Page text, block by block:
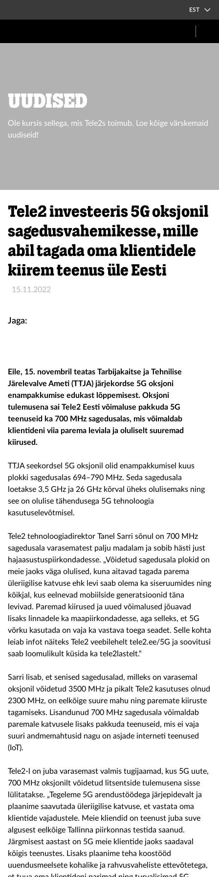
EST
UUDISED
Ole kursis sellega, mis Tele2s toimub. Loe kõige värskemaid
uudiseid!
Tele2 investeeris 5G oksjonil
sagedusvahemikesse, mille
abil tagada oma klientidele
kiirem teenus üle Eesti
15.11.2022
Jaga:
Eile, 15. novembril teatas Tarbijakaitse ja Tehnilise
Järelevalve Ameti (TTJA) järjekordse 5G oksjoni
enampakkumise edukast lõppemisest. Oksjoni
tulemusena sai Tele2 Eesti võimaluse pakkuda 5G
teenuseid ka 700 MHz sagedusalas, mis võimaldab
klientideni viia parema leviala ja oluliselt suuremad
kiirused.
TTJA seekordsel 5G oksjonil olid enampakkumisel kuus
plokki sagedusalas 694–790 MHz. Seda sagedusala
loetakse 3,5 GHz ja 26 GHz kõrval üheks olulisemaks ning
see on olulise tähendusega 5G tehnoloogia
kasutuselevõtmisel.
Tele2 tehnoloogiadirektor Tanel Sarri sõnul on 700 MHz
sagedusala varasematest palju madalam ja sobib hästi just
hajaasustuspiirkondadesse. „Võidetud sagedusala plokid on
meie jaoks väga olulised, kuna aitavad tagada parema
üleriigilise katvuse ehk levi saab olema ka siseruumides ning
kõikjal, kus eelnevad mobiilside generatsioonid täna
levivad. Paremad kiirused ja uued võimalused jõuavad
lisaks linnadele ka maapiirkondadesse, aga selleks, et 5G
võrku kasutada on vaja ka vastava toega seadet. Selle kohta
leiab infot näiteks Tele2 veebilehelt tele2.ee/5G ja soovitusi
saab loomulikult küsida ka tele2lastelt.“
Sarri lisab, et senised sagedusalad, milleks on varasemal
oksjonil võidetud 3500 MHz ja pikalt Tele2 kasutuses olnud
2300 MHz, on eelkõige suure mahu ning paremate kiiruste
tagamiseks. Lisandunud 700 MHz sagedusala võimaldab
paremale katvusele lisaks pakkuda teenuseid, mis ei vaja
suuri andmemahtusid nagu on asjade interneti teenused
(IoT).
Tele2-l on juba varasemast valmis tugijaamad, kus 5G uute,
700 MHz oksjonilt võidetud litsentside tulemusena sisse
lülitatakse. „Tegeleme 5G arendustöödega järjepidevalt ja
plaanime saavutada üleriigilise katvuse, et vastata oma
klientide vajadustele. Meie kliendid on teenust juba suve
algusest eelkõige Tallinna piirkonnas testida saanud.
Järgmisest aastast on 5G meie klientide jaoks saadaval
kõigis teenustes. Lisaks plaanime teha koostööd
uuendusmeelsete kohalike ja rahvusvaheliste ettevõtetega,